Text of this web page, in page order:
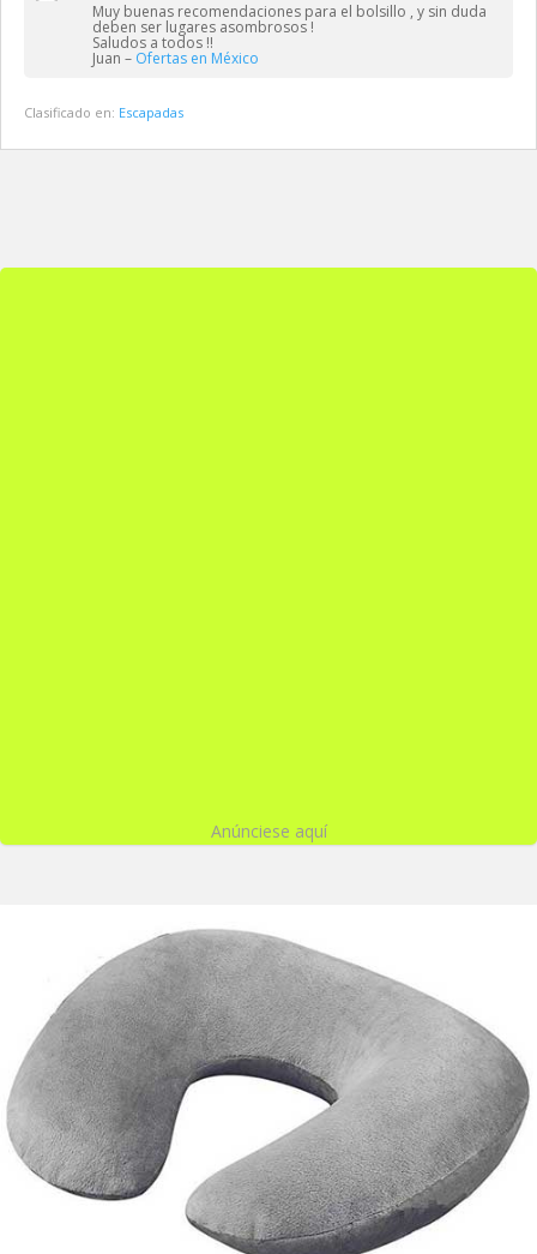
Muy buenas recomendaciones para el bolsillo , y sin duda
deben ser lugares asombrosos !
Saludos a todos !!
Juan – Ofertas en México
Clasificado en: Escapadas
Anúnciese aquí